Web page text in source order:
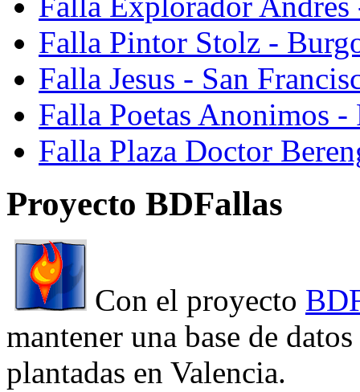
Falla Pintor Stolz -
Falla Jesus - San
Falla Poetas Anonimos
Falla Plaza Doctor
Proyecto BDFallas
Con el proyecto
mantener una base de
plantadas en Valencia.